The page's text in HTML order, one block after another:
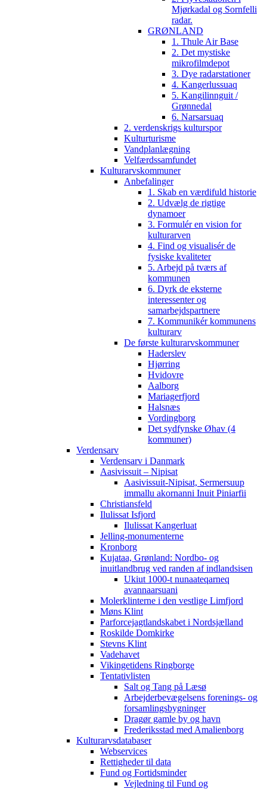
Mjørkadal og Sornfelli
radar.
GRØNLAND
1. Thule Air Base
2. Det mystiske
mikrofilmdepot
3. Dye radarstationer
4. Kangerlussuaq
5. Kangilinnguit /
Grønnedal
6. Narsarsuaq
2. verdenskrigs kulturspor
Kulturturisme
Vandplanlægning
Velfærdssamfundet
Kulturarvskommuner
Anbefalinger
1. Skab en værdifuld historie
2. Udvælg de rigtige
dynamoer
3. Formulér en vision for
kulturarven
4. Find og visualisér de
fysiske kvaliteter
5. Arbejd på tværs af
kommunen
6. Dyrk de eksterne
interessenter og
samarbejdspartnere
7. Kommunikér kommunens
kulturarv
De første kulturarvskommuner
Haderslev
Hjørring
Hvidovre
Aalborg
Mariagerfjord
Halsnæs
Vordingborg
Det sydfynske Øhav (4
kommuner)
Verdensarv
Verdensarv i Danmark
Aasivissuit – Nipisat
Aasivissuit-Nipisat, Sermersuup
immallu akornanni Inuit Piniarfii
Christiansfeld
Ilulissat Isfjord
Ilulissat Kangerluat
Jelling-monumenterne
Kronborg
Kujataa, Grønland: Nordbo- og
inuitlandbrug ved randen af indlandsisen
Ukiut 1000-t nunaateqarneq
avannaarsuani
Molerklinterne i den vestlige Limfjord
Møns Klint
Parforcejagtlandskabet i Nordsjælland
Roskilde Domkirke
Stevns Klint
Vadehavet
Vikingetidens Ringborge
Tentativlisten
Salt og Tang på Læsø
Arbejderbevægelsens forenings- og
forsamlingsbygninger
Dragør gamle by og havn
Frederiksstad med Amalienborg
Kulturarvsdatabaser
Webservices
Rettigheder til data
Fund og Fortidsminder
Vejledning til Fund og